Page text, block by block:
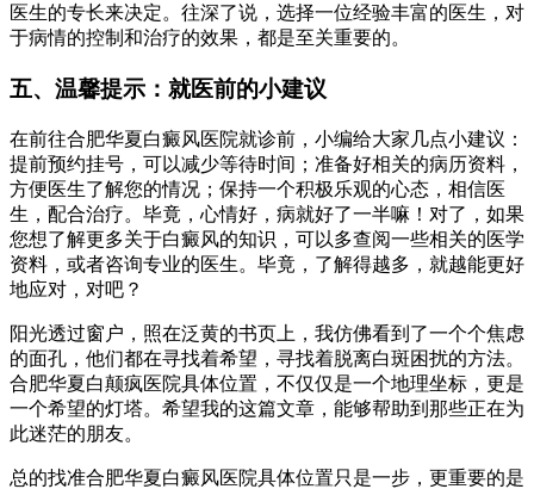
医生的专长来决定。往深了说，选择一位经验丰富的医生，对
于病情的控制和治疗的效果，都是至关重要的。
五、温馨提示：就医前的小建议
在前往合肥华夏白癜风医院就诊前，小编给大家几点小建议：
提前预约挂号，可以减少等待时间；准备好相关的病历资料，
方便医生了解您的情况；保持一个积极乐观的心态，相信医
生，配合治疗。毕竟，心情好，病就好了一半嘛！对了，如果
您想了解更多关于白癜风的知识，可以多查阅一些相关的医学
资料，或者咨询专业的医生。毕竟，了解得越多，就越能更好
地应对，对吧？
阳光透过窗户，照在泛黄的书页上，我仿佛看到了一个个焦虑
的面孔，他们都在寻找着希望，寻找着脱离白斑困扰的方法。
合肥华夏白颠疯医院具体位置，不仅仅是一个地理坐标，更是
一个希望的灯塔。希望我的这篇文章，能够帮助到那些正在为
此迷茫的朋友。
总的找准合肥华夏白癜风医院具体位置只是一步，更重要的是